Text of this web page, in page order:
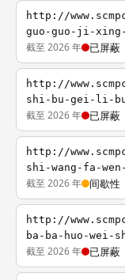
http://
guo-guo-ji-
截至 2026 年 已屏蔽
http://
shi-bu-gei-li-
截至 2026 年 已屏蔽
http://
shi-wang-fa-
截至 2026 年 间歇性
http://
ba-ba-huo-wei-
截至 2026 年 已屏蔽